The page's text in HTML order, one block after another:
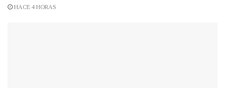
HACE 4 HORAS